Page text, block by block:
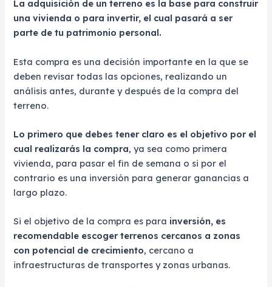
La adquisición de un terreno es la base para construir
una vivienda o para invertir, el cual pasará a ser
parte de tu patrimonio personal.
Esta compra es una decisión importante en la que se
deben revisar todas las opciones, realizando un
análisis antes, durante y después de la compra del
terreno.
Lo primero que debes tener claro es el objetivo por el
cual realizarás la compra, ya sea como primera
vivienda, para pasar el fin de semana o si por el
contrario es una inversión para generar ganancias a
largo plazo.
Si el objetivo de la compra es para inversión, es
recomendable escoger terrenos cercanos a zonas
con potencial de crecimiento, cercano a
infraestructuras de transportes y zonas urbanas.